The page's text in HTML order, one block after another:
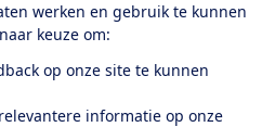
werken en gebruik te kunnen
keuze om:
op onze site te kunnen
informatie op onze
de